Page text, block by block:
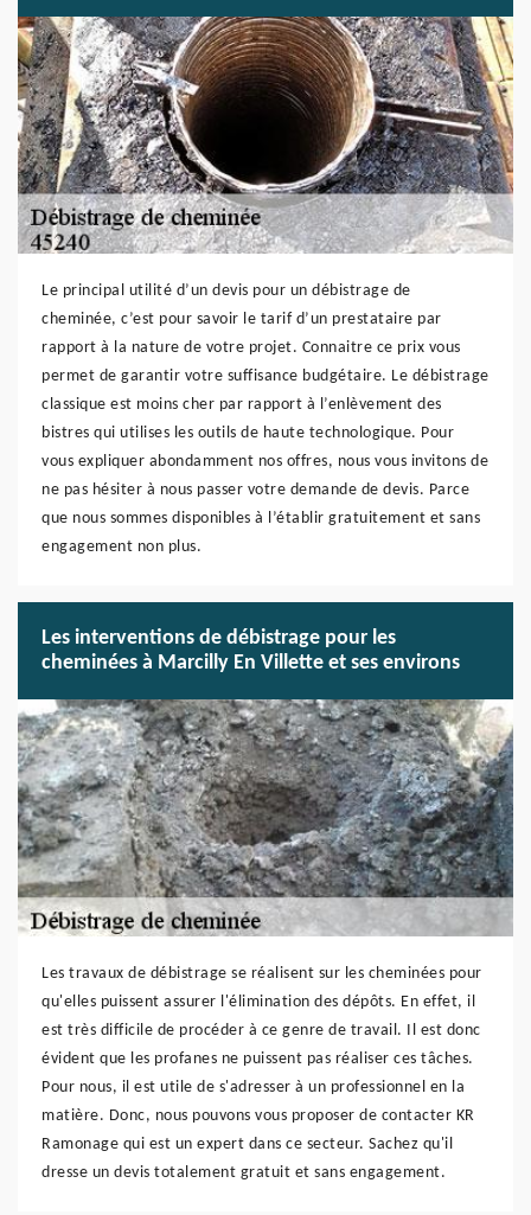
Le principal utilité d’un devis pour un débistrage de
cheminée, c’est pour savoir le tarif d’un prestataire par
rapport à la nature de votre projet. Connaitre ce prix vous
permet de garantir votre suffisance budgétaire. Le débistrage
classique est moins cher par rapport à l’enlèvement des
bistres qui utilises les outils de haute technologique. Pour
vous expliquer abondamment nos offres, nous vous invitons de
ne pas hésiter à nous passer votre demande de devis. Parce
que nous sommes disponibles à l’établir gratuitement et sans
engagement non plus.
Les interventions de débistrage pour les
cheminées à Marcilly En Villette et ses environs
Les travaux de débistrage se réalisent sur les cheminées pour
qu'elles puissent assurer l'élimination des dépôts. En effet, il
est très difficile de procéder à ce genre de travail. Il est donc
évident que les profanes ne puissent pas réaliser ces tâches.
Pour nous, il est utile de s'adresser à un professionnel en la
matière. Donc, nous pouvons vous proposer de contacter KR
Ramonage qui est un expert dans ce secteur. Sachez qu'il
dresse un devis totalement gratuit et sans engagement.